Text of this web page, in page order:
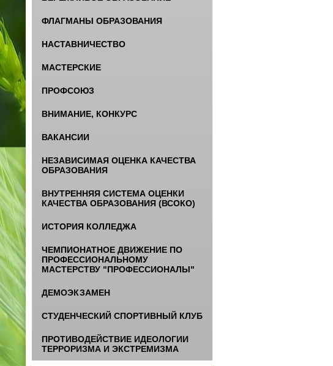
ФЛАГМАНЫ ОБРАЗОВАНИЯ
НАСТАВНИЧЕСТВО
МАСТЕРСКИЕ
ПРОФСОЮЗ
ВНИМАНИЕ, КОНКУРС
ВАКАНСИИ
НЕЗАВИСИМАЯ ОЦЕНКА КАЧЕСТВА
ОБРАЗОВАНИЯ
ВНУТРЕННЯЯ СИСТЕМА ОЦЕНКИ
КАЧЕСТВА ОБРАЗОВАНИЯ (ВСОКО)
ИСТОРИЯ КОЛЛЕДЖА
ЧЕМПИОНАТНОЕ ДВИЖЕНИЕ ПО
ПРОФЕССИОНАЛЬНОМУ
МАСТЕРСТВУ "ПРОФЕССИОНАЛЫ"
ДЕМОЭКЗАМЕН
СТУДЕНЧЕСКИЙ СПОРТИВНЫЙ КЛУБ
ПРОТИВОДЕЙСТВИЕ ИДЕОЛОГИИ
ТЕРРОРИЗМА И ЭКСТРЕМИЗМА